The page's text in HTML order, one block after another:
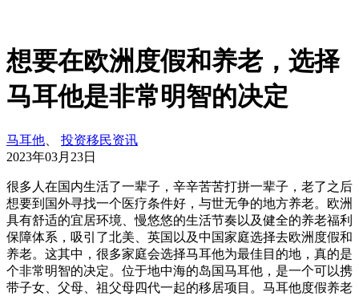
想要在欧洲度假和养老，选择
马耳他是非常明智的决定
马耳他
投资移民资讯
2023年03月23日
很多人在国内生活了一辈子，辛辛苦苦打拼一辈子，老了之后
想要到国外寻找一个医疗条件好，与世无争的地方养老。欧洲
具有舒适的宜居环境、慢悠悠的生活节奏以及健全的养老福利
保障体系，吸引了北美、英国以及中国家庭选择去欧洲度假和
养老。这其中，很多家庭会选择马耳他为最佳目的地，真的是
个非常明智的决定。位于地中海的岛国马耳他，是一个可以携
带子女、父母、祖父母四代一起的移居项目。马耳他度假养老